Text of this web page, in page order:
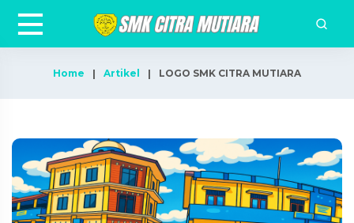
Home Artikel LOGO SMK CITRA MUTIARA